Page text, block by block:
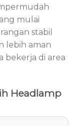
mulai
stabil
lebih aman
bekerja di area
Headlamp